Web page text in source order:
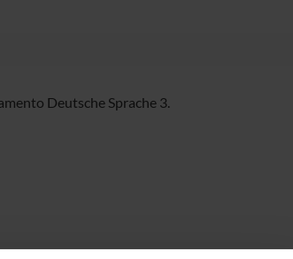
Deutsche Sprache 3.